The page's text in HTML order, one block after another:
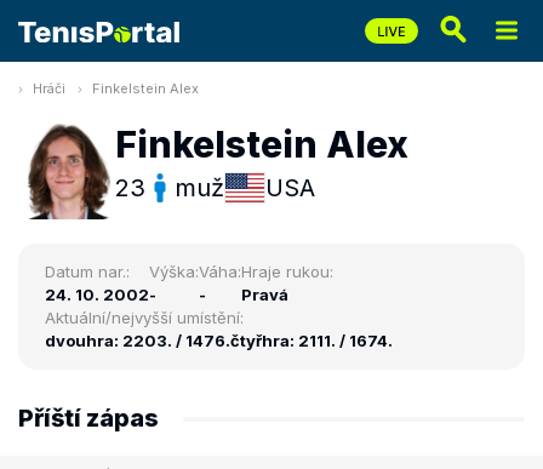
Hráči Finkelstein Alex
Finkelstein Alex
23 muž USA
Datum nar.:
24. 10. 2002
Výška:
-
Váha:
-
Hraje rukou:
Pravá
Aktuální/nejvyšší umístění:
dvouhra: 2203. / 1476.čtyřhra: 2111. / 1674.
Příští zápas